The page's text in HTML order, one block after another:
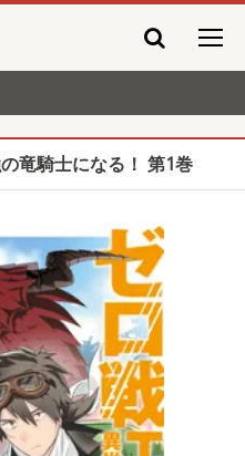
竜騎士になる！ 第1巻